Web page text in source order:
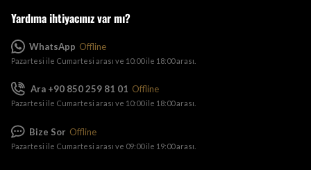
Yardıma ihtiyacınız var mı?
WhatsApp Offline
Pazartesi ile Cumartesi arası ve 10:00 ile 18:00 arası.
Ara +90 850 259 81 01 Offline
Pazartesi ile Cumartesi arası ve 10:00 ile 18:00 arası.
Bize Sor Offline
Pazartesi ile Cumartesi arası ve 09:00 ile 19:00 arası.